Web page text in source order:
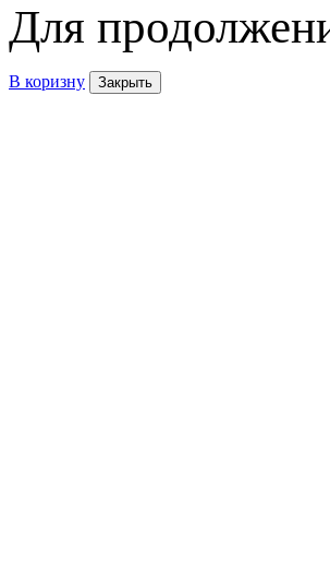
Для
В коризну Закрыть